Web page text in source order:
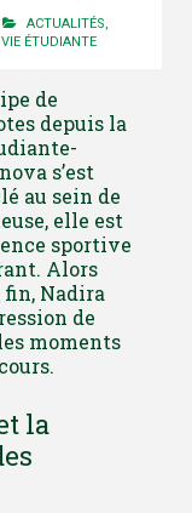
ACTUALITÉS
VIE ÉTUDIANTE
de
depuis la
s’est
au sein de
elle est
sportive
Alors
fin, Nadira
de
moments
la